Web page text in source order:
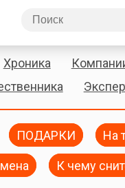
Хроника
ПОДАРКИ На
К чему